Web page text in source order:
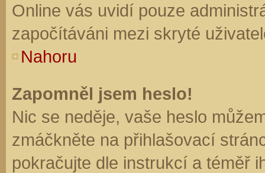
Online vás uvidí pouze
započítáváni mezi skryté
Nahoru
Zapomněl jsem heslo!
Nic se neděje, vaše heslo
zmáčkněte na přihlašovací
pokračujte dle instrukcí a téměř